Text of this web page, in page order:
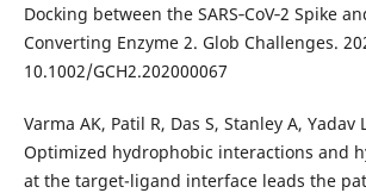
Docking between the SARS‐CoV‐2 Spike
Converting Enzyme 2. Glob Challenges.
10.1002/GCH2.202000067
Varma AK, Patil R, Das S, Stanley A, Yadav
Optimized hydrophobic interactions and
at the target-ligand interface leads the